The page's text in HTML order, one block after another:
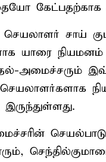
கேட்பதற்காக
சாய்
யாரை நியமனம்
அமைச்சரும்